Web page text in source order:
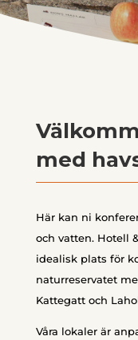
med
Här kan ni
och vatten. Hotell
idealisk plats för
naturreservatet
Kattegatt och
Våra lokaler är